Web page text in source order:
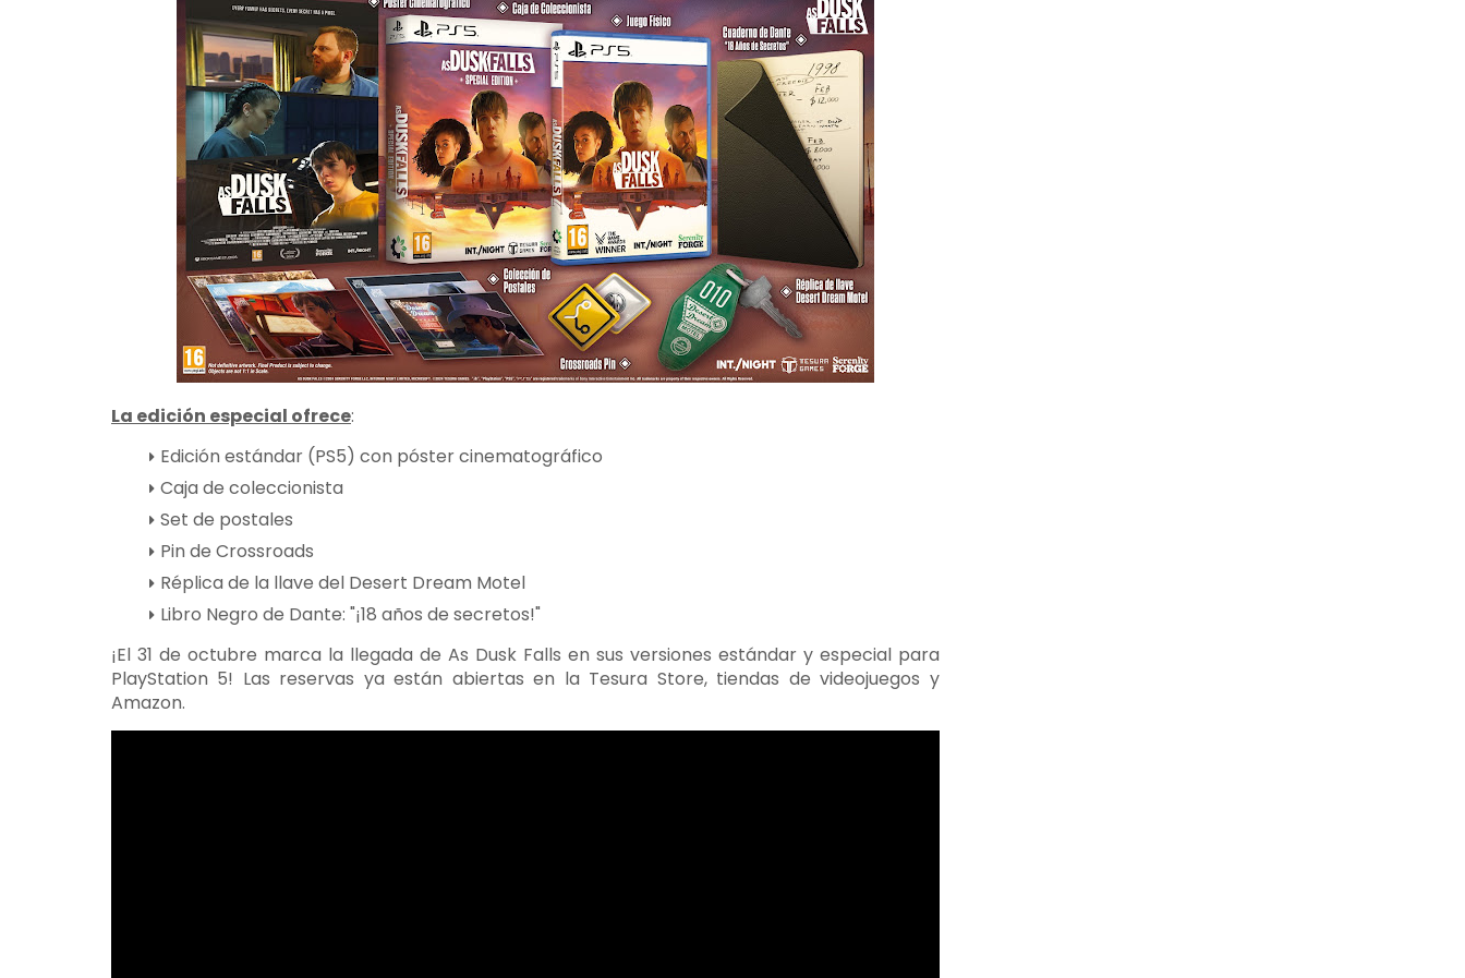
La edición especial ofrece:
Edición estándar (PS5) con póster cinematográfico
Caja de coleccionista
Set de postales
Pin de Crossroads
Réplica de la llave del Desert Dream Motel
Libro Negro de Dante: "¡18 años de secretos!"
¡El 31 de octubre marca la llegada de As Dusk Falls en sus versiones estándar y especial para
PlayStation 5! Las reservas ya están abiertas en la Tesura Store, tiendas de videojuegos y
Amazon.